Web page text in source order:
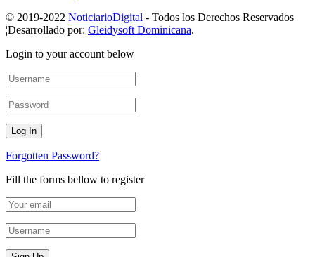
© 2019-2022 NoticiarioDigital - Todos los Derechos Reservados
¦Desarrollado por: Gleidysoft Dominicana.
Login to your account below
Forgotten Password?
Fill the forms bellow to register